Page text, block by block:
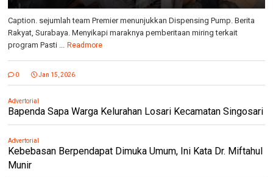
Caption. sejumlah team Premier menunjukkan Dispensing Pump. Berita
Rakyat, Surabaya. Menyikapi maraknya pemberitaan miring terkait
program Pasti ...
Readmore
0 Jan 15, 2026
Advertorial
Bapenda Sapa Warga Kelurahan Losari Kecamatan Singosari
Advertorial
Kebebasan Berpendapat Dimuka Umum, Ini Kata Dr. Miftahul
Munir